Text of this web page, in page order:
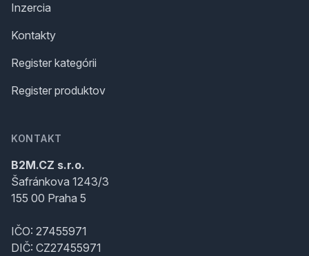
Inzercia
Kontakty
Register kategórii
Register produktov
KONTAKT
B2M.CZ s.r.o.
Šafránkova 1243/3
155 00 Praha 5
IČO: 27455971
DIČ: CZ27455971